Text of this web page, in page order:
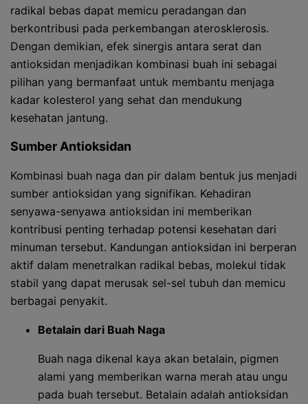
radikal bebas dapat memicu peradangan dan
berkontribusi pada perkembangan aterosklerosis.
Dengan demikian, efek sinergis antara serat dan
antioksidan menjadikan kombinasi buah ini sebagai
pilihan yang bermanfaat untuk membantu menjaga
kadar kolesterol yang sehat dan mendukung
kesehatan jantung.
Sumber Antioksidan
Kombinasi buah naga dan pir dalam bentuk jus menjadi
sumber antioksidan yang signifikan. Kehadiran
senyawa-senyawa antioksidan ini memberikan
kontribusi penting terhadap potensi kesehatan dari
minuman tersebut. Kandungan antioksidan ini berperan
aktif dalam menetralkan radikal bebas, molekul tidak
stabil yang dapat merusak sel-sel tubuh dan memicu
berbagai penyakit.
Betalain dari Buah Naga
Buah naga dikenal kaya akan betalain, pigmen
alami yang memberikan warna merah atau ungu
pada buah tersebut. Betalain adalah antioksidan